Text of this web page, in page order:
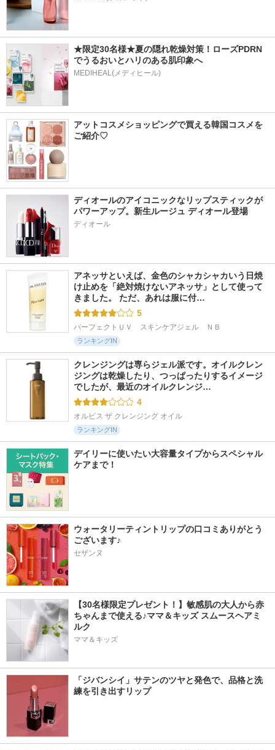
★限定30名様★夏の隠れ乾燥対策！ローズPDRN
でうるおいとハリのある肌印象へ
MEDIHEAL(メディヒール)
アットコスメショッピングで買える韓国コスメを
ご紹介♡
ディオールのアイコニックなリップスティックが
パワーアップ。新生ルージュ ディオール登場
ディオール
アネッサといえば、金色のシャカシャカいう日焼
け止めを「絶対焼けないアネッサ」として使って
きました。 ただ、あれは服に付…
5
パーフェクトＵＶ　スキンケアジェル　ＮＢ
ランキングIN
クレンジングは専らジェル派です。オイルクレン
ジングは乾燥したり、つっぱったりするイメージ
でしたが、最近のオイルクレンジ…
4
オルビス ザ クレンジング オイル
ランキングIN
デイリーに使いたい大容量タイプからスペシャル
ケアまで！
ウォータリーティントリップの口コミありがとう
ございます♪
セザンヌ
【30名様限定プレゼント！】敏感肌の大人から赤
ちゃんまで使える♪ママ＆キッズ スムースヘアミ
ルク
ママ＆キッズ
「ジバンシイ」サテンのツヤと発色で、品格と洗
練を引き出すリップ